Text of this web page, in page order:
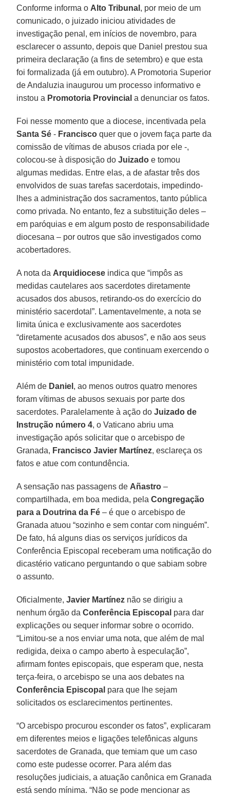
Conforme informa o Alto Tribunal , por meio de um
comunicado, o juizado iniciou atividades de
investigação penal, em inícios de novembro, para
esclarecer o assunto, depois que Daniel prestou sua
primeira declaração (a fins de setembro) e que esta
foi formalizada (já em outubro). A Promotoria Superior
de Andaluzia inaugurou um processo informativo e
instou a Promotoria Provincial a denunciar os fatos.
Foi nesse momento que a diocese, incentivada pela
Santa Sé - Francisco quer que o jovem faça parte da
comissão de vítimas de abusos criada por ele -,
colocou-se à disposição doJuizado e tomou
algumas medidas. Entre elas, a de afastar três dos
envolvidos de suas tarefas sacerdotais, impedindo-
lhes a administração dos sacramentos, tanto pública
como privada. No entanto, fez a substituição deles –
em paróquias e em algum posto de responsabilidade
diocesana – por outros que são investigados como
acobertadores.
A nota da Arquidiocese indica que “impôs as
medidas cautelares aos sacerdotes diretamente
acusados dos abusos, retirando-os do exercício do
ministério sacerdotal”. Lamentavelmente, a nota se
limita única e exclusivamente aos sacerdotes
“diretamente acusados dos abusos”, e não aos seus
supostos acobertadores, que continuam exercendo o
ministério com total impunidade.
Além de Daniel , ao menos outros quatro menores
foram vítimas de abusos sexuais por parte dos
sacerdotes. Paralelamente à ação doJuizado de
Instrução número 4, o Vaticano abriu uma
investigação após solicitar que o arcebispo de
Granada, Francisco Javier Martínez, esclareça os
fatos e atue com contundência.
A sensação nas passagens de Añastro –
compartilhada, em boa medida, pelaCongregação
para a Doutrina da Fé – é que o arcebispo de
Granada atuou “sozinho e sem contar com ninguém”.
De fato, há alguns dias os serviços jurídicos da
Conferência Episcopal receberam uma notificação do
dicastério vaticano perguntando o que sabiam sobre
o assunto.
Oficialmente,Javier Martínez não se dirigiu a
nenhum órgão daConferência Episcopal para dar
explicações ou sequer informar sobre o ocorrido.
“Limitou-se a nos enviar uma nota, que além de mal
redigida, deixa o campo aberto à especulação”,
afirmam fontes episcopais, que esperam que, nesta
terça-feira, o arcebispo se una aos debates na
Conferência Episcopal para que lhe sejam
solicitados os esclarecimentos pertinentes.
“O arcebispo procurou esconder os fatos”, explicaram
em diferentes meios e ligações telefônicas alguns
sacerdotes de Granada, que temiam que um caso
como este pudesse ocorrer. Para além das
resoluções judiciais, a atuação canônica em Granada
está sendo mínima. “Não se pode mencionar as